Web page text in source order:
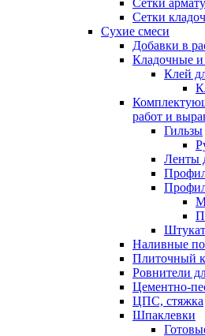
Сетки
Сетки
Сухие смеси
Добавки в
Кладочные
Клей
работ и
Гильзы
Ленты
Наливные
Плиточный
Ровнители
Цементно-
ЦПС, стяжка
Шпаклевки